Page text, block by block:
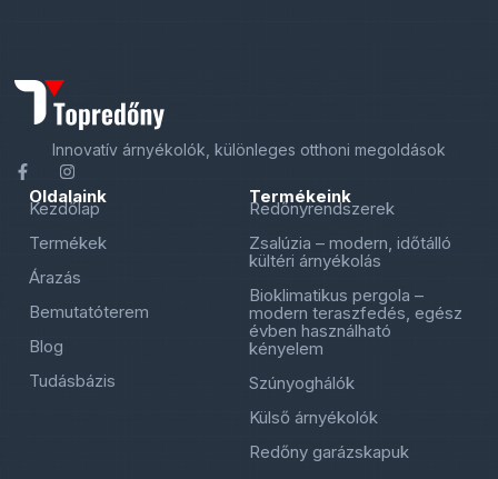
Innovatív árnyékolók, különleges otthoni megoldások
Oldalaink
Kezdőlap
Termékek
Árazás
Bemutatóterem
Blog
Tudásbázis
Termékeink
Redőnyrendszerek
Zsalúzia – modern, időtálló
kültéri árnyékolás
Bioklimatikus pergola –
modern teraszfedés, egész
évben használható
kényelem
Szúnyoghálók
Külső árnyékolók
Redőny garázskapuk